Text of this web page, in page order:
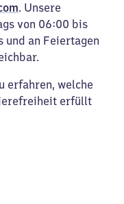
. Unsere
von 06:00 bis
und an Feiertagen
erfahren, welche
erfüllt